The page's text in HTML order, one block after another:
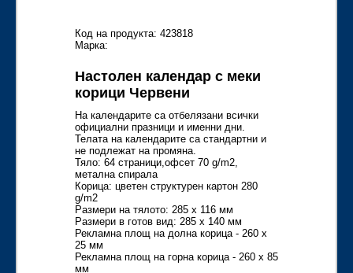
Код на продукта: 423818
Марка:
Настолен календар с меки
корици Червени
На календарите са отбелязани всички
официални празници и именни дни.
Телата на календарите са стандартни и
не подлежат на промяна.
Тяло: 64 страници,офсет 70 g/m2,
метална спирала
Корица: цветен структурен картон 280
g/m2
Размери на тялото: 285 х 116 мм
Размери в готов вид: 285 х 140 мм
Рекламна площ на долна корица - 260 х
25 мм
Рекламна площ на горна корица - 260 х 85
мм